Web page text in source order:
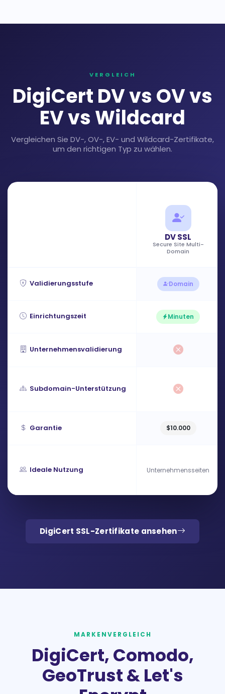
VERGLEICH
DigiCert DV vs OV vs
EV vs Wildcard
Vergleichen Sie DV-, OV-, EV- und Wildcard-Zertifikate,
um den richtigen Typ zu wählen.
DV SSL
Secure Site Multi-
Domain
Validierungsstufe Domain
Einrichtungszeit Minuten
Unternehmensvalidierung
Subdomain-Unterstützung
Garantie $10.000
Ideale Nutzung Unternehmensseiten
DigiCert SSL-Zertifikate ansehen
MARKENVERGLEICH
DigiCert, Comodo,
GeoTrust & Let's